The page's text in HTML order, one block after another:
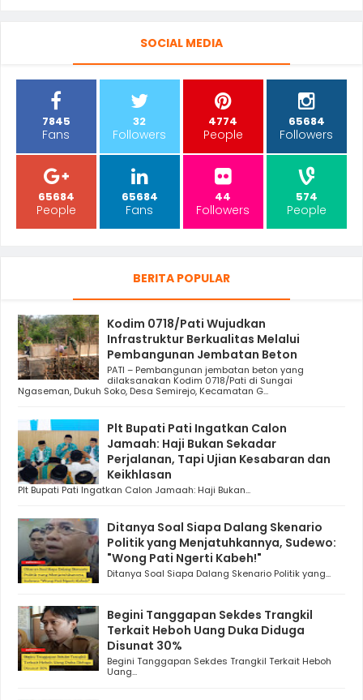
SOCIAL MEDIA
7845
Fans
32
Followers
4774
People
65684
Followers
65684
People
65684
Fans
44
Followers
574
People
BERITA POPULAR
Kodim 0718/Pati Wujudkan
Infrastruktur Berkualitas Melalui
Pembangunan Jembatan Beton
PATI – Pembangunan jembatan beton yang
dilaksanakan Kodim 0718/Pati di Sungai
Ngaseman, Dukuh Soko, Desa Semirejo, Kecamatan G...
Plt Bupati Pati Ingatkan Calon
Jamaah: Haji Bukan Sekadar
Perjalanan, Tapi Ujian Kesabaran dan
Keikhlasan
Plt Bupati Pati Ingatkan Calon Jamaah: Haji Bukan...
Ditanya Soal Siapa Dalang Skenario
Politik yang Menjatuhkannya, Sudewo:
"Wong Pati Ngerti Kabeh!"
Ditanya Soal Siapa Dalang Skenario Politik yang...
Begini Tanggapan Sekdes Trangkil
Terkait Heboh Uang Duka Diduga
Disunat 30%
Begini Tanggapan Sekdes Trangkil Terkait Heboh
Uang...